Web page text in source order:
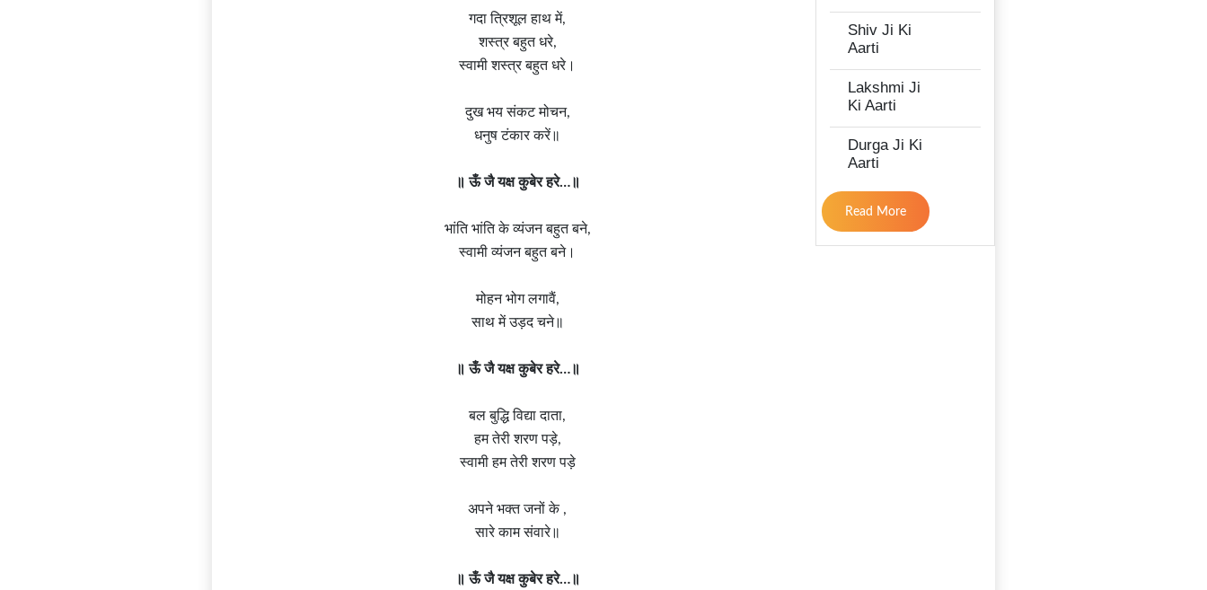
गदा त्रिशूल हाथ में,
शस्त्र बहुत धरे,
स्वामी शस्त्र बहुत धरे।
दुख भय संकट मोचन,
धनुष टंकार करें॥
॥ ऊँ जै यक्ष कुबेर हरे…॥
भांति भांति के व्यंजन बहुत बने,
स्वामी व्यंजन बहुत बने।
मोहन भोग लगावैं,
साथ में उड़द चने॥
॥ ऊँ जै यक्ष कुबेर हरे…॥
बल बुद्धि विद्या दाता,
हम तेरी शरण पड़े,
स्वामी हम तेरी शरण पड़े
अपने भक्त जनों के ,
सारे काम संवारे॥
॥ ऊँ जै यक्ष कुबेर हरे…॥
Shiv Ji Ki
Aarti
Lakshmi Ji
Ki Aarti
Durga Ji Ki
Aarti
Read More